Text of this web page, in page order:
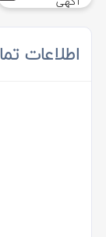
اطلاعات